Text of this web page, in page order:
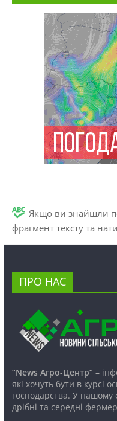
Якщо ви знайшли
фрагмент тексту та
ПРО НАС
“News Агро-Центр”–
які хочуть бути в курсі
господарства. У нашому
дрібні та середні